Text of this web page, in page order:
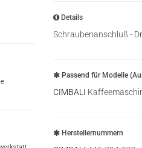
Details
Schraubenanschluß -
Passend für Modelle
CIMBALI
Herstellernummern